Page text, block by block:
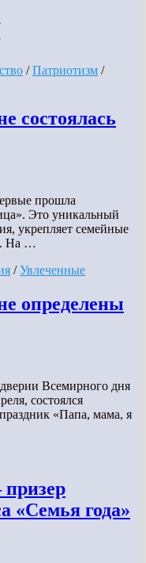
/Патриотизм /
состоялась
прошла
Это уникальный
укрепляет семейные
На …
/Увлеченные
определены
Всемирного дня
состоялся
«Папа, мама, я
призер
«Семья года»